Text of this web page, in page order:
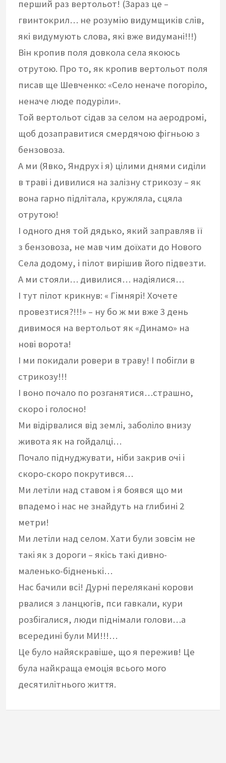
перший раз вертольот! (Зараз це –
гвинтокрил… не розумію видумщиків слів,
які видумують слова, які вже видумані!!!)
Він кропив поля довкола села якоюсь
отрутою. Про то, як кропив вертольот поля
писав ще Шевченко: «Село неначе погоріло,
неначе люде подуріли».
Той вертольот сідав за селом на аеродромі,
щоб дозаправитися смердячою фігньою з
бензовоза.
А ми (Явко, Яндрух і я) цілими днями сиділи
в траві і дивилися на залізну стрикозу – як
вона гарно підлітала, кружляла, сцяла
отрутою!
І одного дня той дядько, який заправляв її
з бензовоза, не мав чим доїхати до Нового
Села додому, і пілот вирішив його підвезти.
А ми стояли… дивилися… надіялися…
І тут пілот крикнув: « Гімнярі! Хочете
провезтися?!!!» – ну бо ж ми вже 3 день
дивимося на вертольот як «Динамо» на
нові ворота!
І ми покидали ровери в траву! І побігли в
стрикозу!!!
І воно почало по розганятися…страшно,
скоро і голосно!
Ми відірвалися від землі, заболіло внизу
живота як на гойдалці…
Почало піднуджувати, ніби закрив очі і
скоро-скоро покрутився…
Ми летіли над ставом і я боявся що ми
впадемо і нас не знайдуть на глибині 2
метри!
Ми летіли над селом. Хати були зовсім не
такі як з дороги – якісь такі дивно-
маленько-бідненькі…
Нас бачили всі! Дурні перелякані корови
рвалися з ланцюгів, пси гавкали, кури
розбігалися, люди піднімали голови…а
всередині були МИ!!!…
Це було найяскравіше, що я пережив! Це
була найкраща емоція всього мого
десятилітнього життя.